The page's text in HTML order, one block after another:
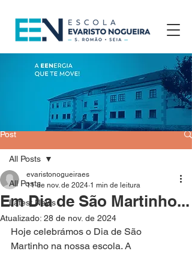
Post
All Posts
Latest News
All Posts
Em Dia de São Martinho...
evaristonogueiraes
11 de nov. de 2024 1 min de leitura
Atualizado: 28 de nov. de 2024
Hoje celebrámos o Dia de São
Martinho na nossa escola. A